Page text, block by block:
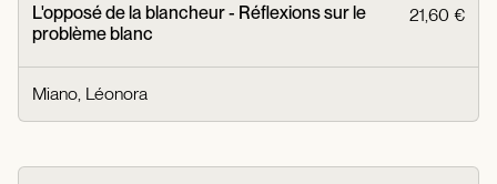
L'opposé de la blancheur - Réflexions sur le
problème blanc
21,60 €
Miano, Léonora